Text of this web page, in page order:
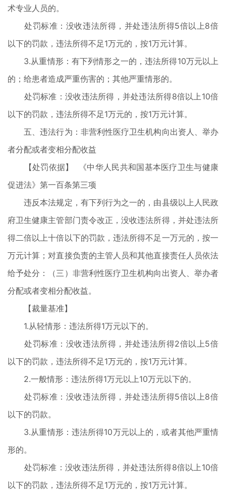
术专业人员的。
处罚标准：没收违法所得，并处违法所得5倍以上8倍
以下的罚款，违法所得不足1万元的，按1万元计算。
3.从重情形：有下列情形之一的，违法所得10万元以上
的；给患者造成严重伤害的；其他严重情形的。
处罚标准：没收违法所得，并处违法所得8倍以上10倍
以下的罚款，违法所得不足1万元的，按1万元计算。
五、违法行为：非营利性医疗卫生机构向出资人、举办
者分配或者变相分配收益
【处罚依据】 《中华人民共和国基本医疗卫生与健康
促进法》第一百条第三项
违反本法规定，有下列行为之一的，由县级以上人民政
府卫生健康主管部门责令改正，没收违法所得，并处违法所
得二倍以上十倍以下的罚款，违法所得不足一万元的，按一
万元计算；对直接负责的主管人员和其他直接责任人员依法
给予处分：（三）非营利性医疗卫生机构向出资人、举办者
分配或者变相分配收益。
【裁量基准】
1.从轻情形：违法所得1万元以下的。
处罚标准：没收违法所得，并处违法所得2倍以上5倍
以下的罚款，违法所得不足1万元的，按1万元计算。
2.一般情形：违法所得1万元以上10万元以下的。
处罚标准：没收违法所得，并处违法所得5倍以上8倍
以下的罚款。
3.从重情形：违法所得10万元以上的，或者其他严重情
形的。
处罚标准：没收违法所得，并处违法所得8倍以上10倍
以下的罚款，违法所得不足1万元的，按1万元计算。